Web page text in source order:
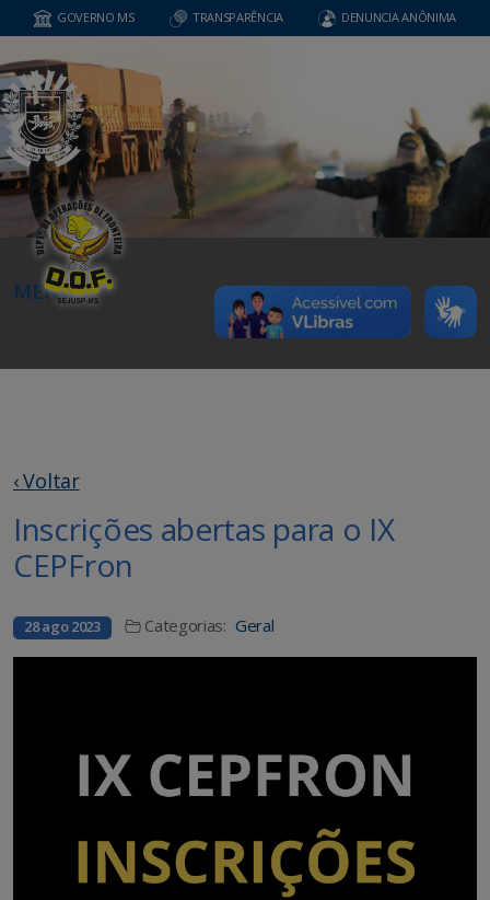
GOVERNO MS TRANSPARÊNCIA DENUNCIA ANÔNIMA
MENU
‹ Voltar
Inscrições abertas para o IX
CEPFron
28 ago 2023 Categorias: Geral